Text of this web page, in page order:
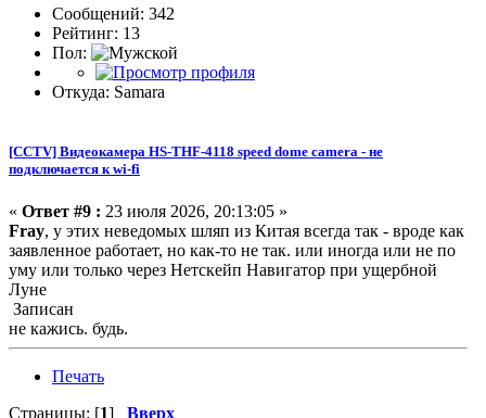
Сообщений: 342
Рейтинг: 13
Пол:
Откуда: Samara
[CCTV] Видеокамера HS-THF-4118 speed dome camera - не
подключается к wi-fi
« Ответ #9 : 23 июля 2026, 20:13:05 »
Fray, у этих неведомых шляп из Китая всегда так - вроде как
заявленное работает, но как-то не так. или иногда или не по
уму или только через Нетскейп Навигатор при ущербной
Луне
Записан
не кажись. будь.
Печать
Страницы: [1] Вверх